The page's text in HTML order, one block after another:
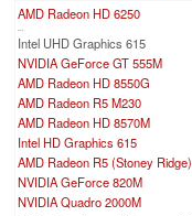
AMD Radeon HD 6250
...
Intel UHD Graphics 615
NVIDIA GeForce GT 555M
AMD Radeon HD 8550G
AMD Radeon R5 M230
AMD Radeon HD 8570M
Intel HD Graphics 615
AMD Radeon R5 (Stoney Ridge)
NVIDIA GeForce 820M
NVIDIA Quadro 2000M